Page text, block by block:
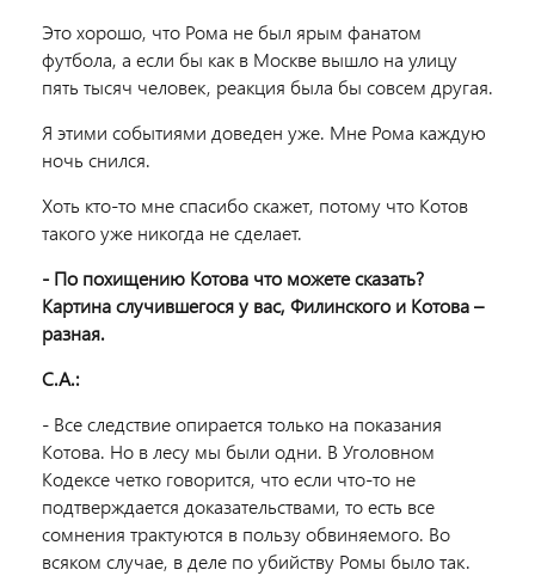
Это хорошо, что Рома не был ярым фанатом
футбола, а если бы как в Москве вышло на улицу
пять тысяч человек, реакция была бы совсем другая.
Я этими событиями доведен уже. Мне Рома каждую
ночь снился.
Хоть кто-то мне спасибо скажет, потому что Котов
такого уже никогда не сделает.
- По похищению Котова что можете сказать?
Картина случившегося у вас, Филинского и Котова –
разная.
С.А.:
- Все следствие опирается только на показания
Котова. Но в лесу мы были одни. В Уголовном
Кодексе четко говорится, что если что-то не
подтверждается доказательствами, то есть все
сомнения трактуются в пользу обвиняемого. Во
всяком случае, в деле по убийству Ромы было так.